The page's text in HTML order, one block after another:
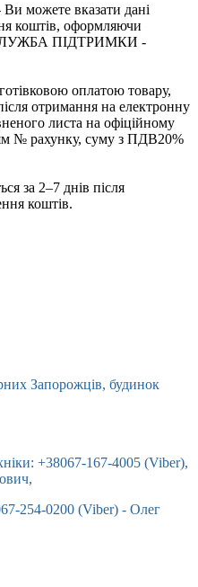
можете вказати дані
коштів, оформляючи
СЛУЖБА ПІДТРИМКИ -
оплатою товару,
отримання на електронну
листа на офіційному
№ рахунку, суму з ПДВ20%
за 2–7 днів після
коштів.
Запорожців, будинок
+38067-167-4005 (Viber),
254-0200 (Viber) - Олег